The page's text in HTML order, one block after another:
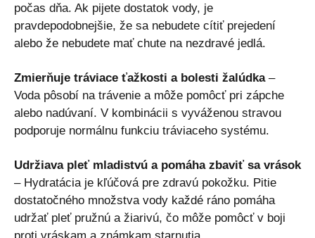
počas dňa. Ak pijete dostatok vody, je
pravdepodobnejšie, že sa nebudete cítiť prejedení
alebo že nebudete mať chute na nezdravé jedlá.
Zmierňuje tráviace ťažkosti a bolesti žalúdka–
Voda pôsobí na trávenie a môže pomôcť pri zápche
alebo nadúvaní. V kombinácii s vyváženou stravou
podporuje normálnu funkciu tráviaceho systému.
Udržiava pleť mladistvú a pomáha zbaviť sa vrások
– Hydratácia je kľúčová pre zdravú pokožku. Pitie
dostatočného množstva vody každé ráno pomáha
udržať pleť pružnú a žiarivú, čo môže pomôcť v boji